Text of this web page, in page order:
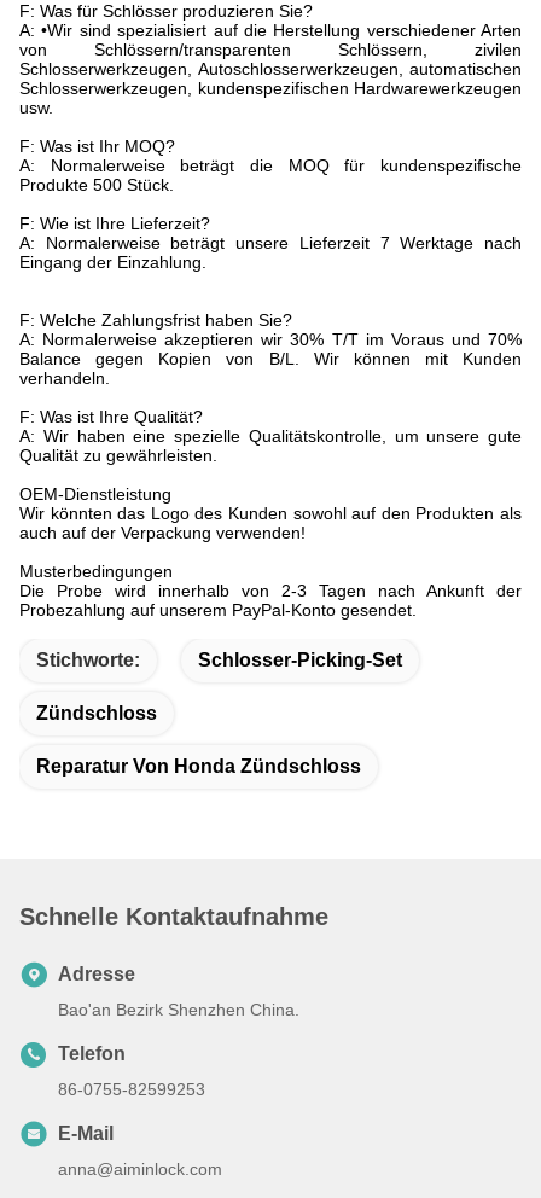
F: Was für Schlösser produzieren Sie?
A: •Wir sind spezialisiert auf die Herstellung verschiedener Arten
von Schlössern/transparenten Schlössern, zivilen
Schlosserwerkzeugen, Autoschlosserwerkzeugen, automatischen
Schlosserwerkzeugen, kundenspezifischen Hardwarewerkzeugen
usw.
F: Was ist Ihr MOQ?
A: Normalerweise beträgt die MOQ für kundenspezifische
Produkte 500 Stück.
F: Wie ist Ihre Lieferzeit?
A: Normalerweise beträgt unsere Lieferzeit 7 Werktage nach
Eingang der Einzahlung.
F: Welche Zahlungsfrist haben Sie?
A: Normalerweise akzeptieren wir 30% T/T im Voraus und 70%
Balance gegen Kopien von B/L. Wir können mit Kunden
verhandeln.
F: Was ist Ihre Qualität?
A: Wir haben eine spezielle Qualitätskontrolle, um unsere gute
Qualität zu gewährleisten.
OEM-Dienstleistung
Wir könnten das Logo des Kunden sowohl auf den Produkten als
auch auf der Verpackung verwenden!
Musterbedingungen
Die Probe wird innerhalb von 2-3 Tagen nach Ankunft der
Probezahlung auf unserem PayPal-Konto gesendet.
Stichworte: Schlosser-Picking-Set
Zündschloss
Reparatur Von Honda Zündschloss
Schnelle Kontaktaufnahme
Adresse
Bao'an Bezirk Shenzhen China.
Telefon
86-0755-82599253
E-Mail
anna@aiminlock.com